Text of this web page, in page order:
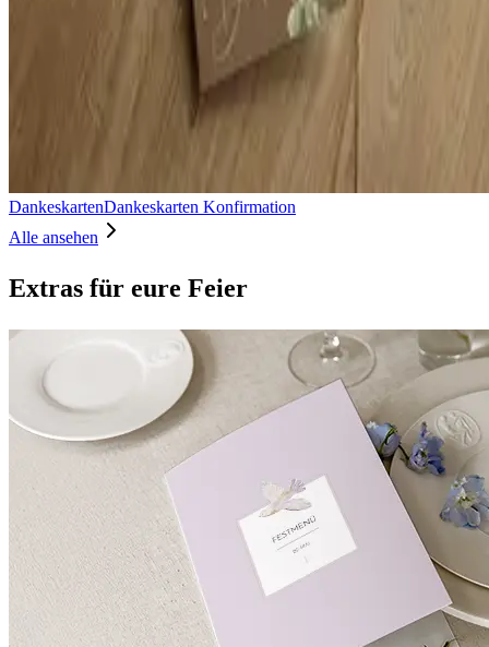
DankeskartenDankeskarten Konfirmation
Alle ansehen
Extras für eure Feier